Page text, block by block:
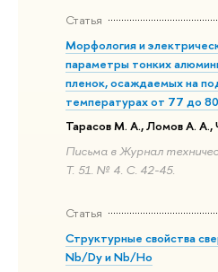
Статья
Морфология и
параметры тонких
пленок, осаждаемых на
температурах от 77 до
Тарасов М. А., Ломов А. А.,
Письма в Журнал
Т. 51. № 4. С. 42-45.
Статья
Структурные свойства
Nb/Dy и Nb/Ho